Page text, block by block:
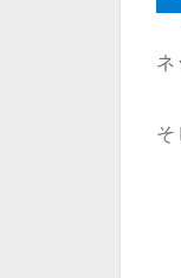
ネ
そ